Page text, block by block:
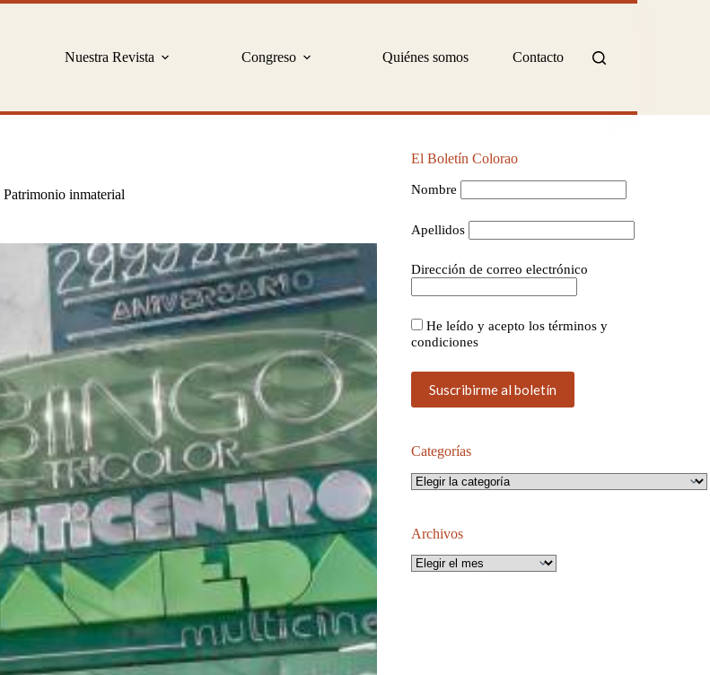
Nuestra Revista Congreso Quiénes somos Contacto
Patrimonio inmaterial
El Boletín Colorao
Nombre
Apellidos
Dirección de correo electrónico
He leído y acepto los términos y
condiciones
Categorías
Categorías
Archivos
Archivos